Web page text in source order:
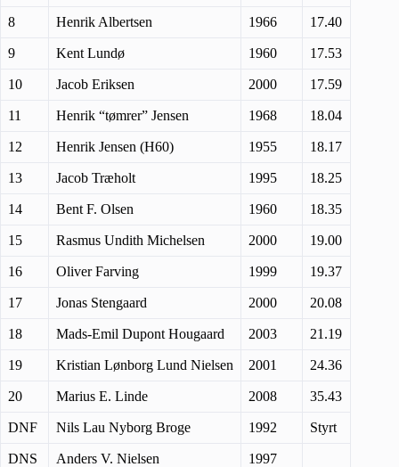
8 Henrik Albertsen 1966 17.40
9 Kent Lundø 1960 17.53
10 Jacob Eriksen 2000 17.59
11 Henrik “tømrer” Jensen 1968 18.04
12 Henrik Jensen (H60) 1955 18.17
13 Jacob Træholt 1995 18.25
14 Bent F. Olsen 1960 18.35
15 Rasmus Undith Michelsen 2000 19.00
16 Oliver Farving 1999 19.37
17 Jonas Stengaard 2000 20.08
18 Mads-Emil Dupont Hougaard 2003 21.19
19 Kristian Lønborg Lund Nielsen 2001 24.36
20 Marius E. Linde 2008 35.43
DNF Nils Lau Nyborg Broge 1992 Styrt
DNS Anders V. Nielsen 1997